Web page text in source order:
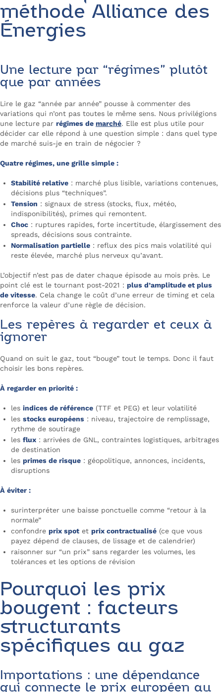
méthode Alliance des
Énergies
Une lecture par “régimes” plutôt
que par années
Lire le gaz “année par année” pousse à commenter des
variations qui n’ont pas toutes le même sens. Nous privilégions
une lecture par régimes de marché. Elle est plus utile pour
décider car elle répond à une question simple : dans quel type
de marché suis-je en train de négocier ?
Quatre régimes, une grille simple :
Stabilité relative : marché plus lisible, variations contenues,
décisions plus “techniques”.
Tension : signaux de stress (stocks, flux, météo,
indisponibilités), primes qui remontent.
Choc : ruptures rapides, forte incertitude, élargissement des
spreads, décisions sous contrainte.
Normalisation partielle : reflux des pics mais volatilité qui
reste élevée, marché plus nerveux qu’avant.
L’objectif n’est pas de dater chaque épisode au mois près. Le
point clé est le tournant post-2021 : plus d’amplitude et plus
de vitesse. Cela change le coût d’une erreur de timing et cela
renforce la valeur d’une règle de décision.
Les repères à regarder et ceux à
ignorer
Quand on suit le gaz, tout “bouge” tout le temps. Donc il faut
choisir les bons repères.
À regarder en priorité :
les indices de référence (TTF et PEG) et leur volatilité
les stocks européens : niveau, trajectoire de remplissage,
rythme de soutirage
les flux : arrivées de GNL, contraintes logistiques, arbitrages
de destination
les primes de risque : géopolitique, annonces, incidents,
disruptions
À éviter :
surinterpréter une baisse ponctuelle comme “retour à la
normale”
confondre prix spot et prix contractualisé (ce que vous
payez dépend de clauses, de lissage et de calendrier)
raisonner sur “un prix” sans regarder les volumes, les
tolérances et les options de révision
Pourquoi les prix
bougent : facteurs
structurants
spécifiques au gaz
Importations : une dépendance
qui connecte le prix européen au